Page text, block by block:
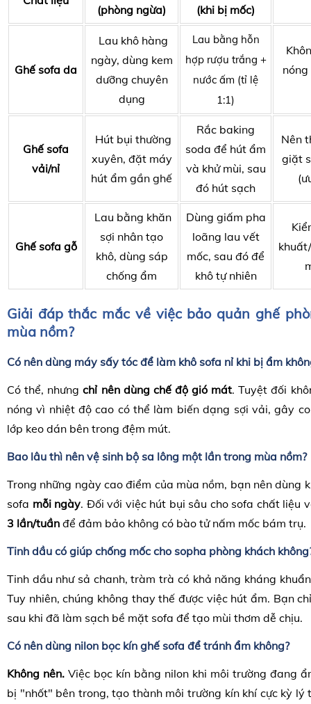
(phòng ngừa)
(khi bị mốc)
Ghế sofa da
Lau khô hàng
ngày, dùng kem
dưỡng chuyên
dụng
Lau bằng hỗn
hợp rượu trắng +
nước ấm (tỉ lệ
1:1)
Ghế sofa
vải/nỉ
Hút bụi thường
xuyên, đặt máy
hút ẩm gần ghế
Rắc baking
soda để hút ẩm
và khử mùi, sau
đó hút sạch
Nên
giặt
Ghế sofa gỗ
Lau bằng khăn
sợi nhân tạo
khô, dùng sáp
chống ẩm
Dùng giấm pha
loãng lau vết
mốc, sau đó để
khô tự nhiên
Giải đáp thắc mắc về việc bảo quản ghế
mùa nồm?
Có nên dùng máy sấy tóc để làm khô sofa nỉ khi bị ẩm
Có thể, nhưngchỉ nên dùng chế độ gió mát. Tuyệt đối
nóng vì nhiệt độ cao có thể làm biến dạng sợi vải, gây
lớp keo dán bên trong đệm mút.
Bao lâu thì nên vệ sinh bộ sa lông một lần trong mùa nồm?
Trong những ngày cao điểm của mùa nồm, bạn nên dùng
sofa mỗi ngày. Đối với việc hút bụi sâu cho sofa chất liệu
3 lần/tuần để đảm bảo không có bào tử nấm mốc bám trụ.
Tinh dầu có giúp chống mốc cho sopha phòng khách
Tinh dầu như sả chanh, tràm trà có khả năng kháng
Tuy nhiên, chúng không thay thế được việc hút ẩm. Bạn
sau khi đã làm sạch bề mặt sofa để tạo mùi thơm dễ chịu.
Có nên dùng nilon bọc kín ghế sofa để tránh ẩm không?
Không nên. Việc bọc kín bằng nilon khi môi trường đang
bị "nhốt" bên trong, tạo thành môi trường kín khí cực kỳ lý